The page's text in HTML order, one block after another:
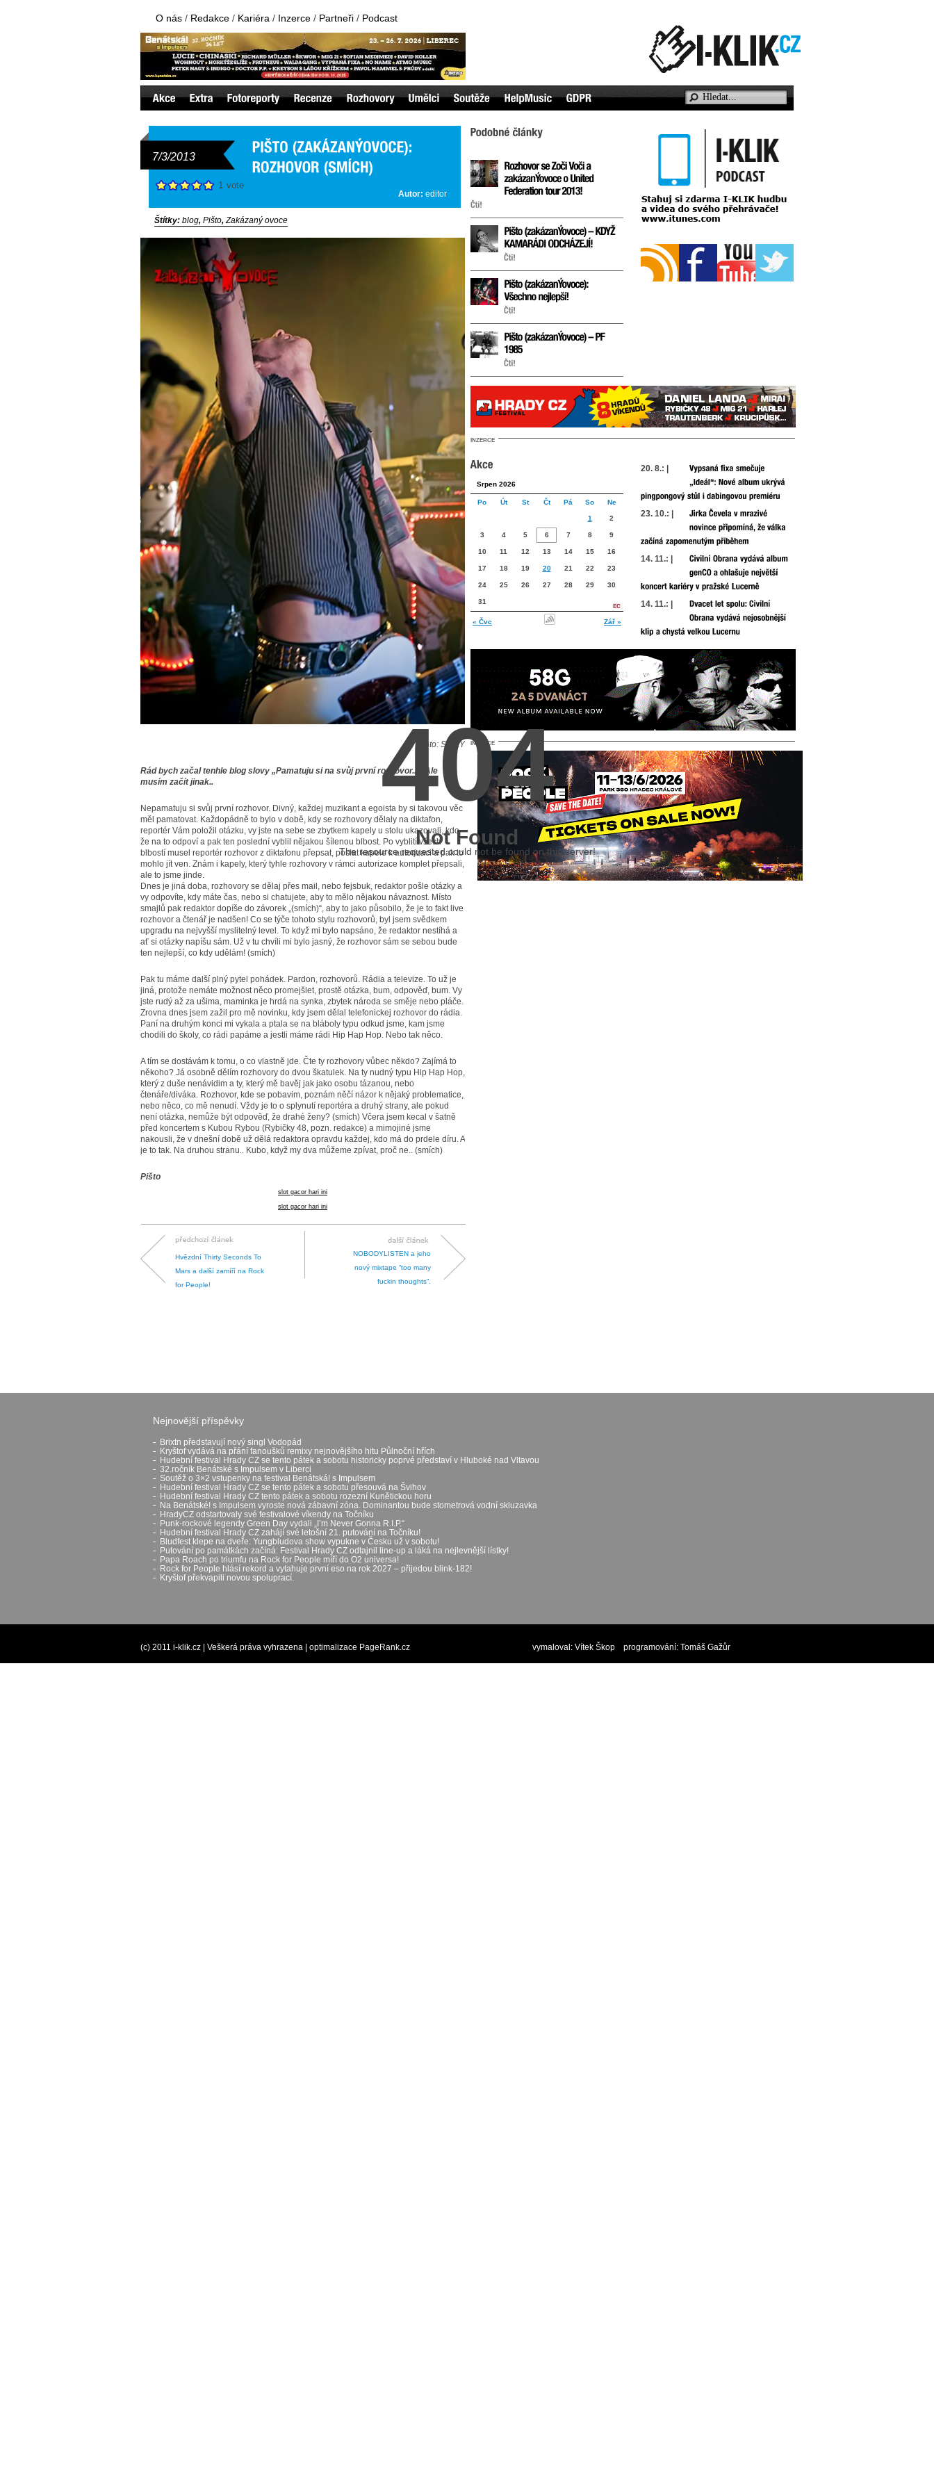
O nás / Redakce / Kariéra / Inzerce / Partneři / Podcast
7/3/2013
1 vote
Autor: editor
Štítky: blog, Pišto,Zakázaný ovoce
foto: SlinkY
Rád bych začal tenhle blog slovy „Pamatuju si na svůj první rozhovor..“. Ale
musím začít jinak..
Nepamatuju si svůj první rozhovor. Divný, každej muzikant a egoista by si takovou věc
měl pamatovat. Každopádně to bylo v době, kdy se rozhovory dělaly na diktafon,
reportér Vám položil otázku, vy jste na sebe se zbytkem kapely u stolu ukazovali, kdo
že na to odpoví a pak ten poslední vyblil nějakou šílenou blbost. Po vyblití všech
blbostí musel reportér rozhovor z diktafonu přepsat, poslat kapele k autorizaci a pak to
mohlo jít ven. Znám i kapely, který tyhle rozhovory v rámci autorizace komplet přepsali,
ale to jsme jinde.
Dnes je jiná doba, rozhovory se dělaj přes mail, nebo fejsbuk, redaktor pošle otázky a
vy odpovíte, kdy máte čas, nebo si chatujete, aby to mělo nějakou návaznost. Místo
smajlů pak redaktor dopíše do závorek „(smích)“, aby to jako působilo, že je to fakt live
rozhovor a čtenář je nadšen! Co se týče tohoto stylu rozhovorů, byl jsem svědkem
upgradu na nejvyšší myslitelný level. To když mi bylo napsáno, že redaktor nestíhá a
ať si otázky napíšu sám. Už v tu chvíli mi bylo jasný, že rozhovor sám se sebou bude
ten nejlepší, co kdy udělám! (smích)
Pak tu máme další plný pytel pohádek. Pardon, rozhovorů. Rádia a televize. To už je
jiná, protože nemáte možnost něco promejšlet, prostě otázka, bum, odpověď, bum. Vy
jste rudý až za ušima, maminka je hrdá na synka, zbytek národa se směje nebo pláče.
Zrovna dnes jsem zažil pro mě novinku, kdy jsem dělal telefonickej rozhovor do rádia.
Paní na druhým konci mi vykala a ptala se na bláboly typu odkud jsme, kam jsme
chodili do školy, co rádi papáme a jestli máme rádi Hip Hap Hop. Nebo tak něco.
A tím se dostávám k tomu, o co vlastně jde. Čte ty rozhovory vůbec někdo? Zajímá to
někoho? Já osobně dělím rozhovory do dvou škatulek. Na ty nudný typu Hip Hap Hop,
který z duše nenávidim a ty, který mě bavěj jak jako osobu tázanou, nebo
čtenáře/diváka. Rozhovor, kde se pobavim, poznám něčí názor k nějaký problematice,
nebo něco, co mě nenudí. Vždy je to o splynutí reportéra a druhý strany, ale pokud
není otázka, nemůže být odpověď, že drahé ženy? (smích) Včera jsem kecal v šatně
před koncertem s Kubou Rybou (Rybičky 48, pozn. redakce) a mimojiné jsme
nakousli, že v dnešní době už dělá redaktora opravdu každej, kdo má do prdele díru. A
je to tak. Na druhou stranu.. Kubo, když my dva můžeme zpívat, proč ne.. (smích)
Pišto
slot gacor hari ini
slot gacor hari ini
Hvězdní Thirty Seconds To
Mars a další zamíří na Rock
for People!
NOBODYLISTEN a jeho
nový mixtape “too many
fuckin thoughts”.
INZERCE
Srpen 2026
Po Út St Čt Pá So Ne
1 2
3 4 5 6 7 8 9
10 11 12 13 14 15 16
17 18 19 20 21 22 23
24 25 26 27 28 29 30
31
« Čvc Zář »
20. 8.: |
23. 10.: |
14. 11.: |
14. 11.: |
INZERCE
Nejnovější příspěvky
Brixtn představují nový singl Vodopád
Kryštof vydává na přání fanoušků remixy nejnovějšího hitu Půlnoční hřích
Hudební festival Hrady CZ se tento pátek a sobotu historicky poprvé představí v Hluboké nad Vltavou
32.ročník Benátské s Impulsem v Liberci
Soutěž o 3×2 vstupenky na festival Benátská! s Impulsem
Hudební festival Hrady CZ se tento pátek a sobotu přesouvá na Švihov
Hudební festival Hrady CZ tento pátek a sobotu rozezní Kunětickou horu
Na Benátské! s Impulsem vyroste nová zábavní zóna. Dominantou bude stometrová vodní skluzavka
HradyCZ odstartovaly své festivalové víkendy na Točníku
Punk-rockové legendy Green Day vydali „I’m Never Gonna R.I.P.“
Hudební festival Hrady CZ zahájí své letošní 21. putování na Točníku!
Bludfest klepe na dveře: Yungbludova show vypukne v Česku už v sobotu!
Putování po památkách začíná: Festival Hrady CZ odtajnil line-up a láká na nejlevnější lístky!
Papa Roach po triumfu na Rock for People míří do O2 universa!
Rock for People hlásí rekord a vytahuje první eso na rok 2027 – přijedou blink-182!
Kryštof překvapili novou spoluprací.
(c) 2011 i-klik.cz | Veškerá práva vyhrazena | optimalizace PageRank.cz vymaloval: Vítek Škop programování: Tomáš Gažůr
404
Not Found
The resource requested could not be found on this server!